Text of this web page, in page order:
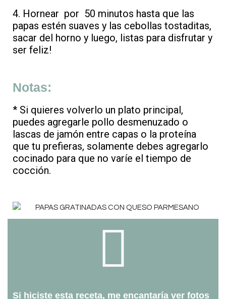
4. Hornear por 50 minutos hasta que las
papas estén suaves y las cebollas tostaditas,
sacar del horno y luego, listas para disfrutar y
ser feliz!
Notas:
* Si quieres volverlo un plato principal,
puedes agregarle pollo desmenuzado o
lascas de jamón entre capas o la proteína
que tu prefieras, solamente debes agregarlo
cocinado para que no varíe el tiempo de
cocción.
Si hiciste esta receta, me encantaría ver fotos